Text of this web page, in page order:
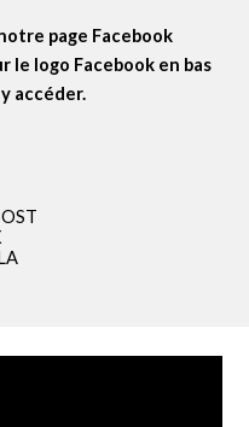
page Facebook
le logo Facebook en bas
accéder.